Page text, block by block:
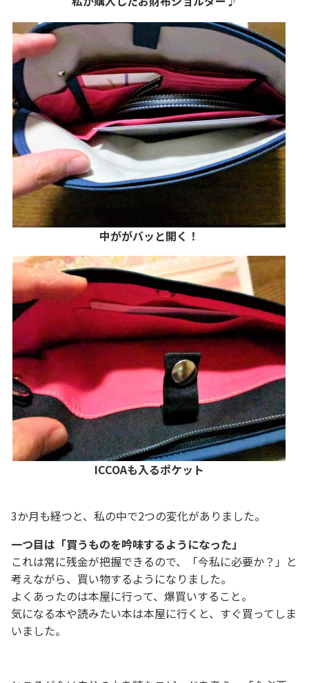
中ががバッと開く！
ICCOAも入るポケット
3か月も経つと、私の中で2つの変化がありました。
一つ目は「買うものを吟味するようになった」
これは常に残金が把握できるので、「今私に必要か？」と
考えながら、買い物するようになりました。
よくあったのは本屋に行って、爆買いすること。
気になる本や読みたい本は本屋に行くと、すぐ買ってしま
いました。